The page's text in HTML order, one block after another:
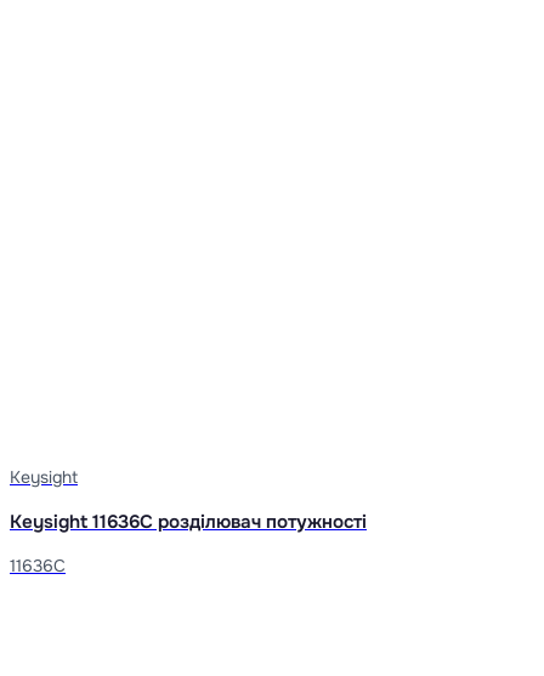
Keysight
Keysight 11636C розділювач потужності
11636C